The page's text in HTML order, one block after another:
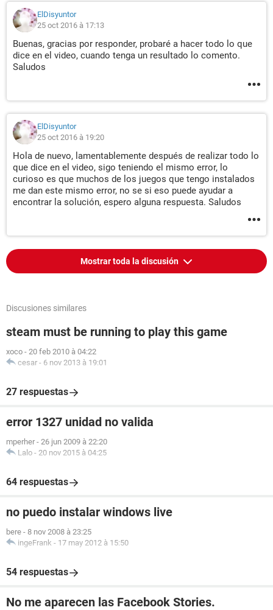
ElDisyuntor
25 oct 2016 à 17:13
Buenas, gracias por responder, probaré a hacer todo lo que
dice en el video, cuando tenga un resultado lo comento.
Saludos
ElDisyuntor
25 oct 2016 à 19:20
Hola de nuevo, lamentablemente después de realizar todo lo
que dice en el video, sigo teniendo el mismo error, lo
curioso es que muchos de los juegos que tengo instalados
me dan este mismo error, no se si eso puede ayudar a
encontrar la solución, espero alguna respuesta. Saludos
Mostrar toda la discusión
Discusiones similares
steam must be running to play this game
xoco - 20 feb 2010 à 04:22
cesar - 6 nov 2013 à 19:01
27 respuestas
error 1327 unidad no valida
mperher - 26 jun 2009 à 22:20
Lalo - 20 nov 2015 à 04:25
64 respuestas
no puedo instalar windows live
bere - 8 nov 2008 à 23:25
ingeFrank - 17 may 2012 à 15:50
54 respuestas
No me aparecen las Facebook Stories.